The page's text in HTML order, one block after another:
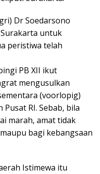
Dr Soedarsono
untuk
peristiwa telah
PB XII ikut
mengusulkan
(voorlopig)
RI. Sebab, bila
marah, amat tidak
bagi kebangsaan
Istimewa itu